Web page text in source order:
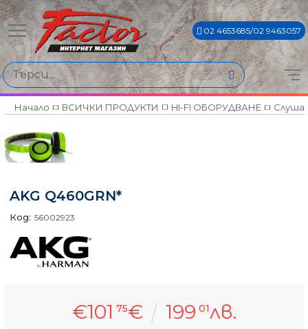
02 4653685/02 9463057
Начало ВСИЧКИ ПРОДУКТИ HI-FI ОБОРУДВАНЕ
AKG Q460GRN*
Код: 56002923
€101 75€ 199 01лв.